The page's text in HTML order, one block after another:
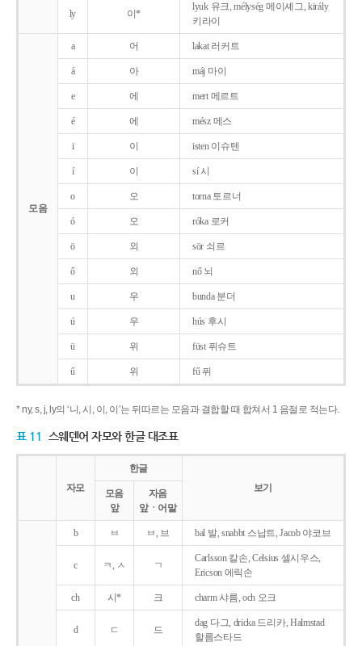
ly 이*
lyuk 유크, mélység 메이셰그, király
키라이
모음
a 어 lakat 러커트
á 아 máj 마이
e 에 mert 메르트
é 에 mész 메스
i 이 isten 이슈텐
í 이 sí 시
o 오 torna 토르너
ó 오 róka 로커
ö 외 sör 쇠르
ő 외 nő 뇌
u 우 bunda 분더
ú 우 hús 후시
ü 위 füst 퓌슈트
ű 위 fű 퓌
* ny, s, j, ly의 ‘니, 시, 이, 이’는 뒤따르는 모음과 결합할 때 합쳐서 1 음절로 적는다.
표 11 스웨덴어 자모와 한글 대조표
자모
한글
보기
모음
앞
자음
앞ㆍ어말
b ㅂ ㅂ, 브 bal 발, snabbt 스납트, Jacob 야코브
c ㅋ, ㅅ ㄱ
Carlsson 칼손, Celsius 셀시우스,
Ericson 에릭손
ch 시* 크 charm 샤름, och 오크
d ㄷ 드
dag 다그, dricka 드리카, Halmstad
할름스타드